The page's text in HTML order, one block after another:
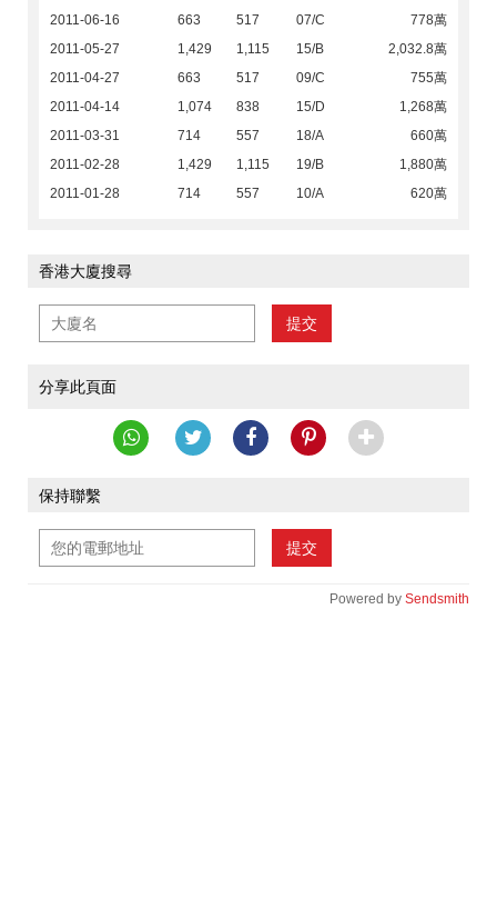
2011-06-16
663 517 07/C
778萬
2011-05-27
1,429 1,115 15/B
2,032.8萬
2011-04-27
663 517 09/C
755萬
2011-04-14
1,074 838 15/D
1,268萬
2011-03-31
714 557 18/A
660萬
2011-02-28
1,429 1,115 19/B
1,880萬
2011-01-28
714 557 10/A 620萬
香港大廈搜尋
提交
分享此頁面
保持聯繫
提交
Powered by Sendsmith